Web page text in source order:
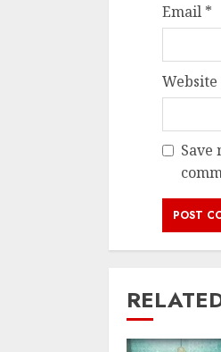
Email *
Website
Save